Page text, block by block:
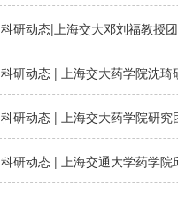
科研动态|上海交大邓刘福教授
科研动态 | 上海交大药学院沈
科研动态 | 上海交大药学院研
科研动态 | 上海交通大学药学